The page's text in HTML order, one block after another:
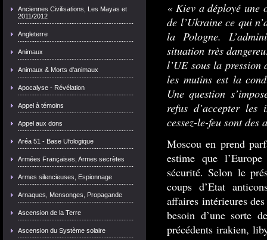
Anciennes Civilisations, Les Mayas et
2011/2012
Angleterre
Animaux
Animaux & Morts d'animaux
Apocalyse - Révélation
Appel à témoins
Appel aux dons
Aréa 51 - Base Ufologique
Armées Françaises, Armes secrètes
Armes silencieuses, Espionnage
Arnaques, Mensonges, Propagande
Ascension de la Terre
Ascension du Système solaire
« Kiev a déployé une
de l’Ukraine ce qui
la Pologne.
situation très
l’UE sous la pression
les mutins est la
Une question
refus d’accepter
cessez-le-feu sont des
Moscou en prend
estime que
sécurité. Selon le
coups d’Etat
affaires intérieures
besoin d’une sorte
précédents irakien,